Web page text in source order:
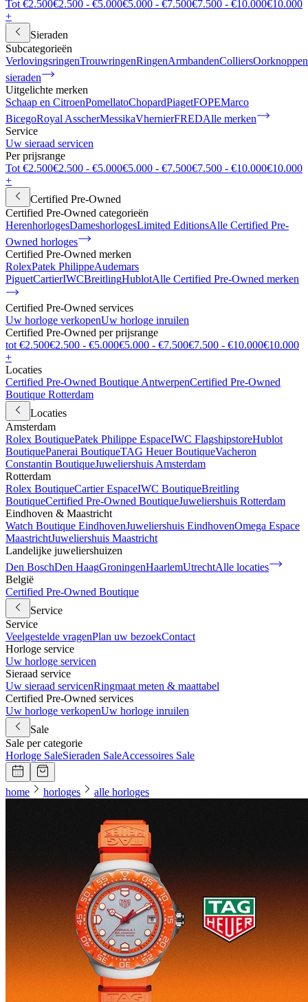
Tot €2.500€2.500 - €5.000€5.000 - €7.500€7.500 - €10.000€10.000
+
Sieraden
Subcategorieën
VerlovingsringenTrouwringenRingenArmbandenColliersOorknoppen
sieraden
Uitgelichte merken
Schaap en CitroenPomellatoChopardPiagetFOPEMarco
BicegoRoyal AsscherMessikaVhernierFREDAlle merken
Service
Uw sieraad servicen
Per prijsrange
Tot €2.500€2.500 - €5.000€5.000 - €7.500€7.500 - €10.000€10.000
+
Certified Pre-Owned
Certified Pre-Owned categorieën
HerenhorlogesDameshorlogesLimited EditionsAlle Certified Pre-
Owned horloges
Certified Pre-Owned merken
RolexPatek PhilippeAudemars
PiguetCartierIWCBreitlingHublotAlle Certified Pre-Owned merken
Certified Pre-Owned services
Uw horloge verkopenUw horloge inruilen
Certified Pre-Owned per prijsrange
tot €2.500€2.500 - €5.000€5.000 - €7.500€7.500 - €10.000€10.000
+
Locaties
Certified Pre-Owned Boutique AntwerpenCertified Pre-Owned
Boutique Rotterdam
Locaties
Amsterdam
Rolex BoutiquePatek Philippe EspaceIWC FlagshipstoreHublot
BoutiquePanerai BoutiqueTAG Heuer BoutiqueVacheron
Constantin BoutiqueJuweliershuis Amsterdam
Rotterdam
Rolex BoutiqueCartier EspaceIWC BoutiqueBreitling
BoutiqueCertified Pre-Owned BoutiqueJuweliershuis Rotterdam
Eindhoven & Maastricht
Watch Boutique EindhovenJuweliershuis EindhovenOmega Espace
MaastrichtJuweliershuis Maastricht
Landelijke juweliershuizen
Den BoschDen HaagGroningenHaarlemUtrechtAlle locaties
België
Certified Pre-Owned Boutique
Service
Service
Veelgestelde vragenPlan uw bezoekContact
Horloge service
Uw horloge servicen
Sieraad service
Uw sieraad servicenRingmaat meten & maattabel
Certified Pre-Owned services
Uw horloge verkopenUw horloge inruilen
Sale
Sale per categorie
Horloge SaleSieraden SaleAccessoires Sale
home horloges alle horloges